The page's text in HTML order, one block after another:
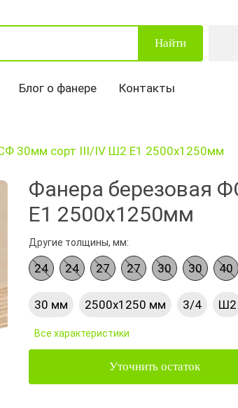
Найти
Блог о фанере Контакты
30мм сорт III/IV Ш2 Е1 2500х1250мм
Фанера березовая
Е1 2500х1250мм
Другие толщины, мм:
24 24 27 27 30 30 40
30 мм 2500х1250 мм 3/4 Ш2
Все характеристики
Уточнить остаток